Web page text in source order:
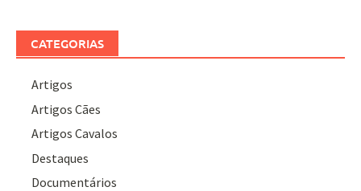
CATEGORIAS
Artigos
Artigos Cães
Artigos Cavalos
Destaques
Documentários